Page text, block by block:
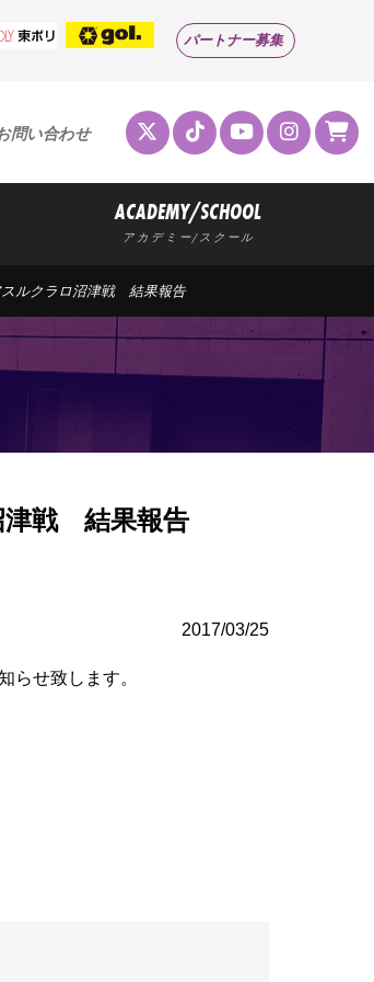
パートナー募集
問い合わせ
ACADEMY/SCHOOL
アカデミー/スクール
スルクラロ沼津戦 結果報告
津戦 結果報告
2017/03/25
らせ致します。